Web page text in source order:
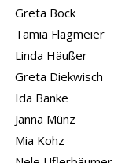
Greta Bock
Tamia Flagmeier
Linda Häußer
Greta Diekwisch
Ida Banke
Janna Münz
Mia Kohz